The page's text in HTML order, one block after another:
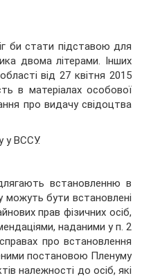
би стати підставою для
двома літерами. Інших
від 27 квітня 2015
в матеріалах особової
про видачу свідоцтва
у ВССУ.
встановленню в
бути встановлені
прав фізичних осіб,
наданими у п. 2
про встановлення
постановою Пленуму
належності до осіб, які